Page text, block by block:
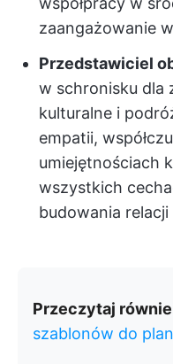
zaangażowanie
Przedstawiciel
w schronisku dla
kulturalne i
empatii,
umiejętnościach
wszystkich
budowania
Przeczytaj
szablonów do